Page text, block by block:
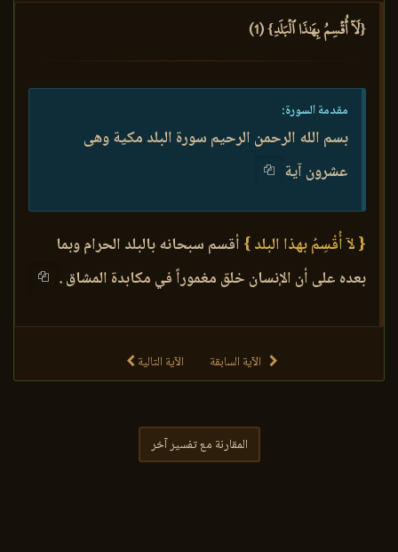
{لَآ أُقۡسِمُ بِهَٰذَا ٱلۡبَلَدِ} (1)
مقدمة السورة:
بسم الله الرحمن الرحيم سورة البلد مكية وهى
عشرون آية
{ لآ أُقْسِمُ بهذا البلد } أقسم سبحانه بالبلد الحرام وبما
بعده على أن الإنسان خلق مغموراً في مكابدة المشاق .
الآية السابقة الآية التالية
المقارنة مع تفسير آخر